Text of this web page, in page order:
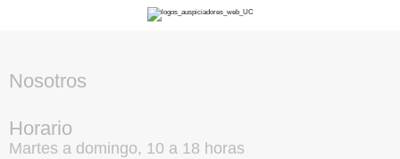
Nosotros
Horario
Martes a domingo, 10 a 18 horas